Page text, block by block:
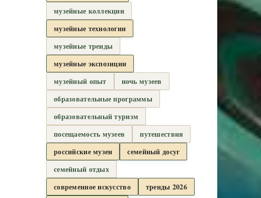
музейные коллекции
музейные технологии
музейные тренды
музейные экспозиции
музейный опыт
ночь музеев
образовательные программы
образовательный туризм
посещаемость музеев
путешествия
российские музеи
семейный досуг
семейный отдых
современное искусство
тренды 2026